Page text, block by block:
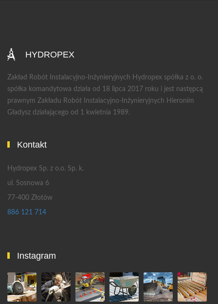
HYDROPEX
Zakład Robót Instalacyjno-Inżynieryjnych Hydropex spółka z o. o.
spółka komandytowa działa od 18 lipca 2017 roku i jest następcą
prawnym Zakładu Robót Instalacyjno-Inżynieryjnych Hieronim
Gładysz działającego od 1 kwietnia 1989.
Kontakt
Hydropex Sp. z o.o. Sp. k.
ul. Sosnowa 6
77-400 Złotów
886 121 714
Instagram